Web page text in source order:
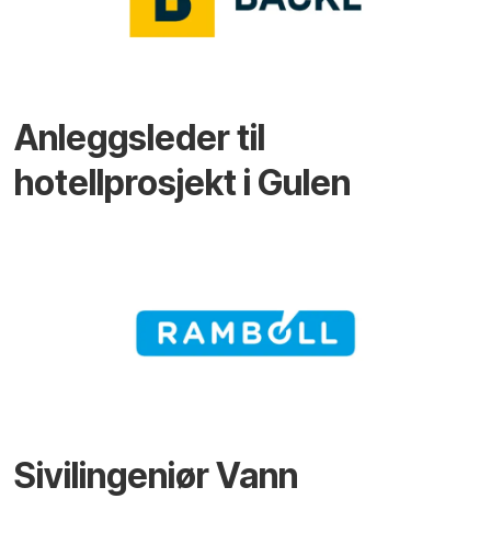
Anleggsleder til
hotellprosjekt i Gulen
Sivilingeniør Vann